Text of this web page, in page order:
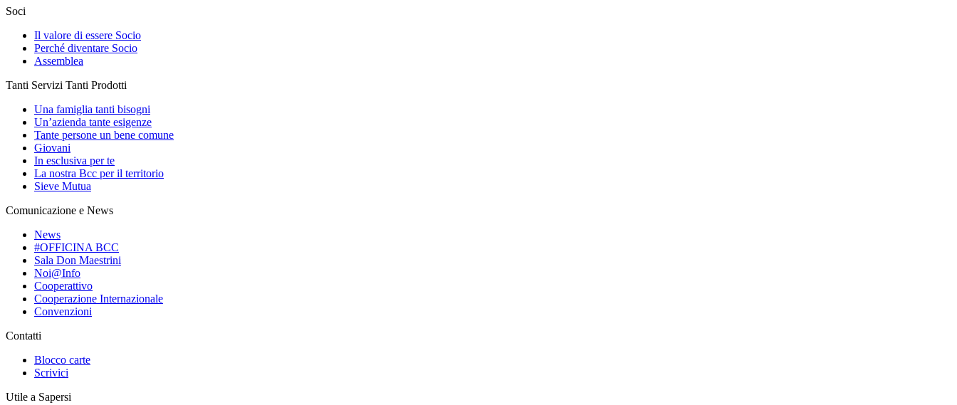
Soci
Il valore di essere Socio
Perché diventare Socio
Assemblea
Tanti Servizi Tanti Prodotti
Una famiglia tanti bisogni
Un’azienda tante esigenze
Tante persone un bene comune
Giovani
In esclusiva per te
La nostra Bcc per il territorio
Sieve Mutua
Comunicazione e News
News
#OFFICINA BCC
Sala Don Maestrini
Noi@Info
Cooperattivo
Cooperazione Internazionale
Convenzioni
Contatti
Blocco carte
Scrivici
Utile a Sapersi